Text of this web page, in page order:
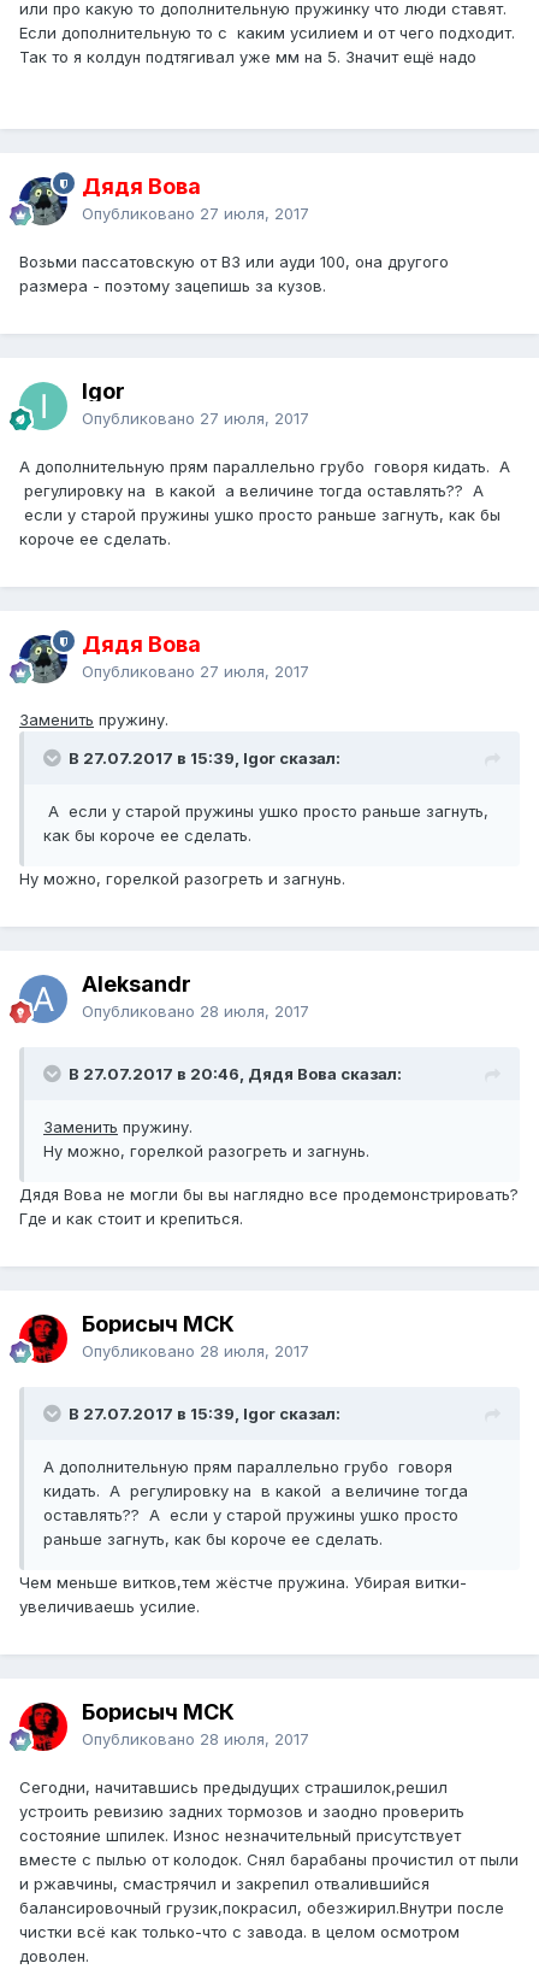
или про какую то дополнительную пружинку что люди ставят.
Если дополнительную то с каким усилием и от чего подходит.
Так то я колдун подтягивал уже мм на 5. Значит ещё надо
Дядя Вова
Опубликовано 27 июля, 2017
Возьми пассатовскую от В3 или ауди 100, она другого
размера - поэтому зацепишь за кузов.
Igor
Опубликовано 27 июля, 2017
А дополнительную прям параллельно грубо говоря кидать. А
регулировку на в какой а величине тогда оставлять?? А
если у старой пружины ушко просто раньше загнуть, как бы
короче ее сделать.
Дядя Вова
Опубликовано 27 июля, 2017
Заменить пружину.
В 27.07.2017 в 15:39, Igor сказал:
А если у старой пружины ушко просто раньше загнуть,
как бы короче ее сделать.
Ну можно, горелкой разогреть и загнунь.
Aleksandr
Опубликовано 28 июля, 2017
В 27.07.2017 в 20:46, Дядя Вова сказал:
Заменить пружину.
Ну можно, горелкой разогреть и загнунь.
Дядя Вова не могли бы вы наглядно все продемонстрировать?
Где и как стоит и крепиться.
Борисыч МСК
Опубликовано 28 июля, 2017
В 27.07.2017 в 15:39, Igor сказал:
А дополнительную прям параллельно грубо говоря
кидать. А регулировку на в какой а величине тогда
оставлять?? А если у старой пружины ушко просто
раньше загнуть, как бы короче ее сделать.
Чем меньше витков,тем жёстче пружина. Убирая витки-
увеличиваешь усилие.
Борисыч МСК
Опубликовано 28 июля, 2017
Сегодни, начитавшись предыдущих страшилок,решил
устроить ревизию задних тормозов и заодно проверить
состояние шпилек. Износ незначительный присутствует
вместе с пылью от колодок. Снял барабаны прочистил от пыли
и ржавчины, смастрячил и закрепил отвалившийся
балансировочный грузик,покрасил, обезжирил.Внутри после
чистки всё как только-что с завода. в целом осмотром
доволен.